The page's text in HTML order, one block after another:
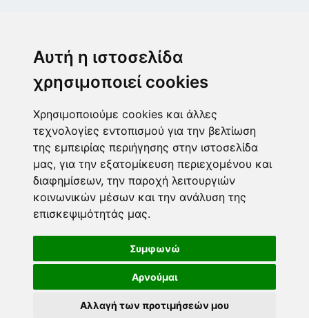
Αυτή η ιστοσελίδα
χρησιμοποιεί cookies
Χρησιμοποιούμε cookies και άλλες
τεχνολογίες εντοπισμού για την βελτίωση
της εμπειρίας περιήγησης στην ιστοσελίδα
μας, για την εξατομίκευση περιεχομένου και
διαφημίσεων, την παροχή λειτουργιών
κοινωνικών μέσων και την ανάλυση της
επισκεψιμότητάς μας.
Συμφωνώ
Αρνούμαι
Αλλαγή των προτιμήσεών μου
2102843411
6932215191
info@paulis.gr
Ωράριο καταστήματος
Ασφαλές περιβάλλον πληρωμών
Τρόποι πληρωμής Ακολουθήστε μας
DEVELOPED BY